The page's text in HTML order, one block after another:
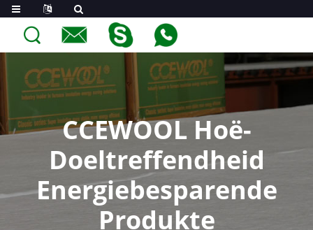
CCEWOOL Hoë-
Doeltreffendheid
Energiebesparende
Produkte